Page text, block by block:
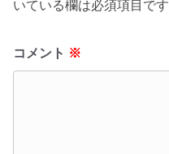
いている欄は必須項目です
コメント ※